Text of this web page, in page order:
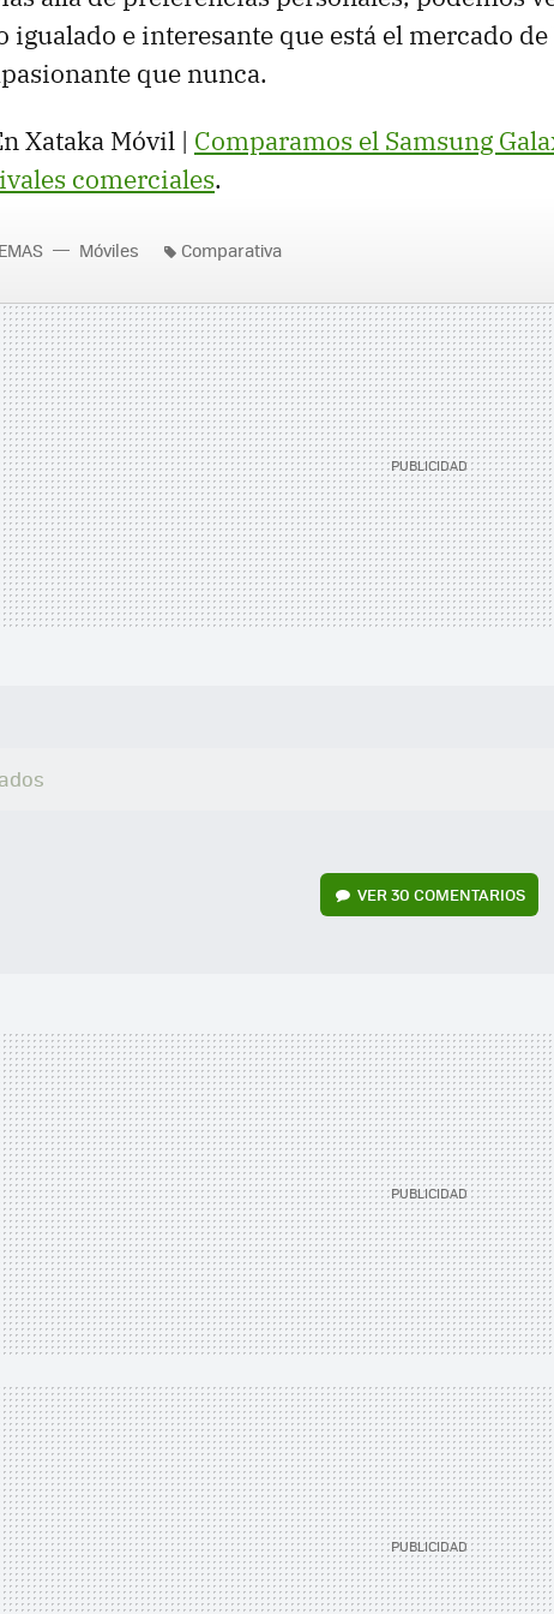
igualado e interesante que está el mercado
que nunca.
Xataka Móvil | Comparamos el Samsung
comerciales.
Móviles Comparativa
VER30 COMENTARIOS